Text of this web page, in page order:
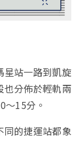
星站一路到凱旋
也分佈於輕軌兩
～15分。
同的捷運站都象